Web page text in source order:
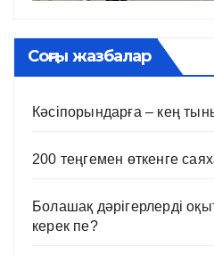
Соңғы жазбалар
Кәсіпорындарға – кең
200 теңгемен өткенге
Болашақ дәрігерлерді
керек пе?